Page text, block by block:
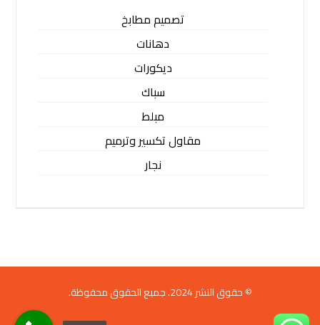
تصميم مطابخ
دهانات
ديكورات
سباك
مبلط
مقاول تكسير وترميم
نجار
© حقوق النشر 2024. جميع الحقوق محفوظة.